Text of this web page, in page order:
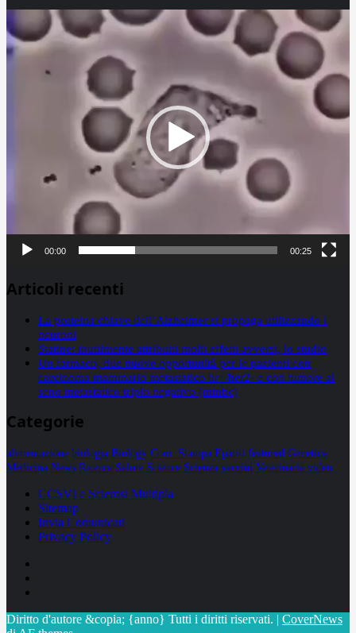
Player
00:00 00:25
Articoli recenti
La proteina chiave dell’Alzheimer si propaga utilizzando i
neuroni
Statine: inutilmente attribuiti molti effetti avversi, lo studio
Un farmaco, due nuove opportunità per le pazienti con
carcinoma mammario metastatico hr+/her2- e con tumore al
seno metastatico triplo negativo (mtnbc)
Categorie
alimentazione biologia Biology Com. Stampa Epatiti featured Genetica
Medicina News Ricerca Salute Science Scienza vaccini Veterinaria video
CCSVI e Sclerosi Multipla
Sitemap
Invia Comunicati
Privacy Policy
Diritto d'autore &copia; {anno} Tutti i diritti riservati. | CoverNews